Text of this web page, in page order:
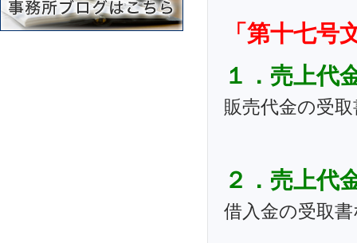
「第十七号
１．売上代
販売代金の受
２．売上代
借入金の受取